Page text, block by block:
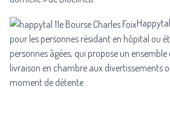
Happytal
pour les personnes résidant en hôpital ou
personnes âgées, qui propose un ensemble
livraison en chambre aux divertissements
moment de détente .